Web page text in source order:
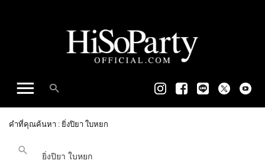
คำที่คุณค้นหา : ยิ่งปิยา ใบหยก